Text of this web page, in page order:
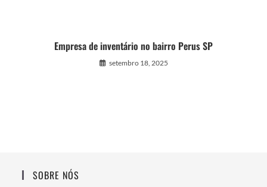
Empresa de inventário no bairro Perus SP
setembro 18, 2025
SOBRE NÓS